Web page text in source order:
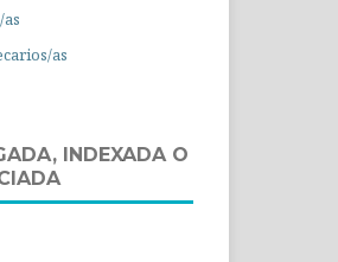
as
INDEXADA O